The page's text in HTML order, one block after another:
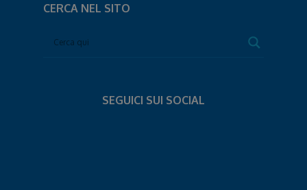
CERCA NEL SITO
SEGUICI SUI SOCIAL